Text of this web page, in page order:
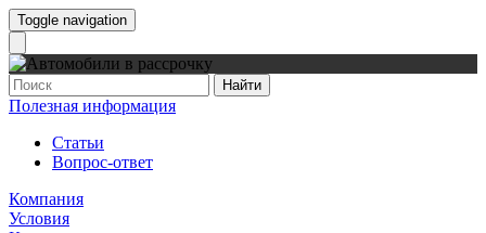
Toggle navigation
Найти
Полезная информация
Статьи
Вопрос-ответ
Компания
Условия